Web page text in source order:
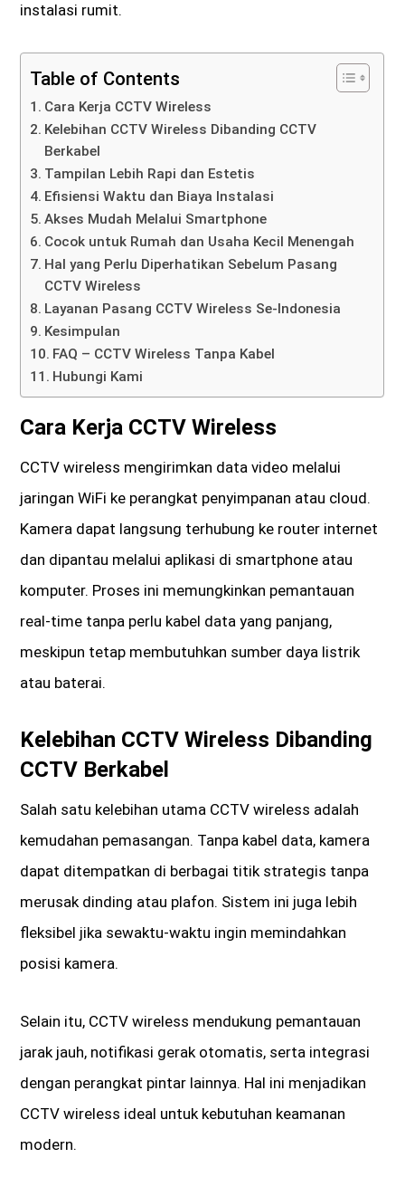
instalasi rumit.
Table of Contents
Cara Kerja CCTV Wireless
Kelebihan CCTV Wireless Dibanding CCTV
Berkabel
Tampilan Lebih Rapi dan Estetis
Efisiensi Waktu dan Biaya Instalasi
Akses Mudah Melalui Smartphone
Cocok untuk Rumah dan Usaha Kecil Menengah
Hal yang Perlu Diperhatikan Sebelum Pasang
CCTV Wireless
Layanan Pasang CCTV Wireless Se-Indonesia
Kesimpulan
FAQ – CCTV Wireless Tanpa Kabel
Hubungi Kami
Cara Kerja CCTV Wireless
CCTV wireless mengirimkan data video melalui
jaringan WiFi ke perangkat penyimpanan atau cloud.
Kamera dapat langsung terhubung ke router internet
dan dipantau melalui aplikasi di smartphone atau
komputer. Proses ini memungkinkan pemantauan
real-time tanpa perlu kabel data yang panjang,
meskipun tetap membutuhkan sumber daya listrik
atau baterai.
Kelebihan CCTV Wireless Dibanding
CCTV Berkabel
Salah satu kelebihan utama CCTV wireless adalah
kemudahan pemasangan. Tanpa kabel data, kamera
dapat ditempatkan di berbagai titik strategis tanpa
merusak dinding atau plafon. Sistem ini juga lebih
fleksibel jika sewaktu-waktu ingin memindahkan
posisi kamera.
Selain itu, CCTV wireless mendukung pemantauan
jarak jauh, notifikasi gerak otomatis, serta integrasi
dengan perangkat pintar lainnya. Hal ini menjadikan
CCTV wireless ideal untuk kebutuhan keamanan
modern.